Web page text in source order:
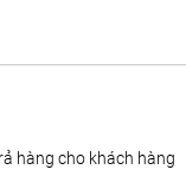
hàng cho khách hàng